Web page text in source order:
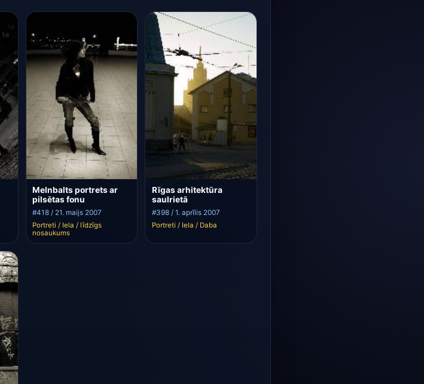
Melnbalts portrets ar
pilsētas fonu
#418 / 21. maijs 2007
Portreti / Iela / līdzīgs
nosaukums
Rīgas arhitektūra
saulrietā
#398 / 1. aprīlis 2007
Portreti / Iela / Daba